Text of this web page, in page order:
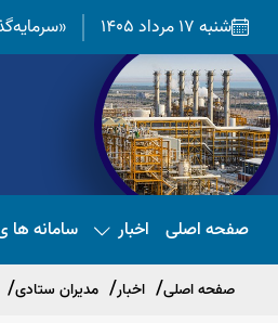
شنبه 17 مرداد 1405
صفحه اصلی اخبار سامانه ها
صفحه اصلی اخبار مدیران ستادی